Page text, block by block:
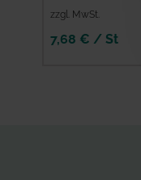
zzgl. MwSt.
7,68 € / St